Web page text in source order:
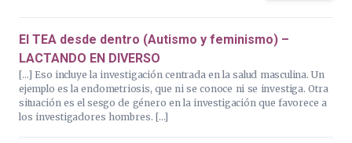
El TEA desde dentro (Autismo y feminismo) –
LACTANDO EN DIVERSO
[…] Eso incluye la investigación centrada en la salud masculina. Un
ejemplo es la endometriosis, que ni se conoce ni se investiga. Otra
situación es el sesgo de género en la investigación que favorece a
los investigadores hombres. […]